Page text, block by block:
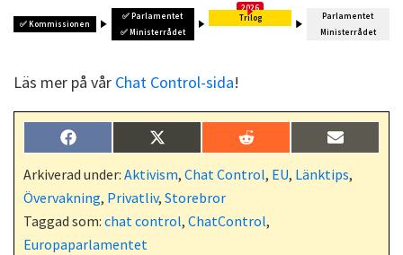
✅Kommissionen
✅Parlamentet
✅Ministerrådet
Trilog
Parlamentet
Ministerrådet
Läs mer på vår Chat Control-sida!
Dela
på
F
a
c
b
o
o
k
Dela
på
X
(
T
i
t
t
Dela
på
R
e
d
t
Dela
på
E
-
p
o
Arkiverad under: Aktivism, Chat Control, EU, Länktips,
Övervakning, Privatliv, Storebror
Taggad som: chat control, ChatControl,
Europaparlamentet